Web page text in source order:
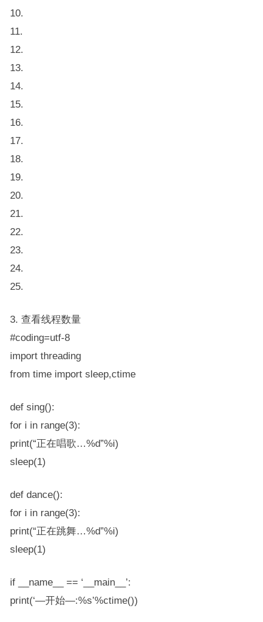
10.
11.
12.
13.
14.
15.
16.
17.
18.
19.
20.
21.
22.
23.
24.
25.
3. 查看线程数量
#coding=utf-8
import threading
from time import sleep,ctime
def sing():
for i in range(3):
print(“正在唱歌…%d”%i)
sleep(1)
def dance():
for i in range(3):
print(“正在跳舞…%d”%i)
sleep(1)
if __name__ == ‘__main__’:
print(‘—开始—:%s’%ctime())